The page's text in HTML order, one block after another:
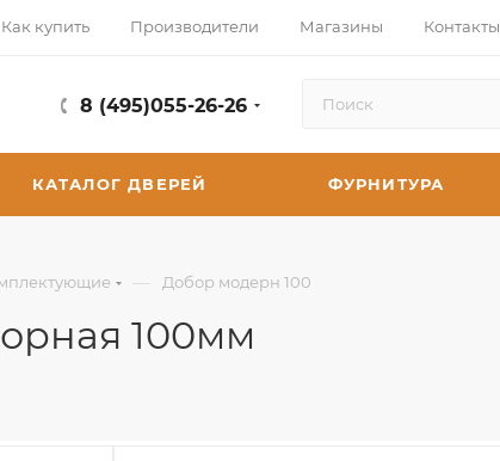
Как купить Производители Магазины Контакты
8 (495)055-26-26
КАТАЛОГ ДВЕРЕЙ ФУРНИТУРА
— Добор модерн 100
100мм